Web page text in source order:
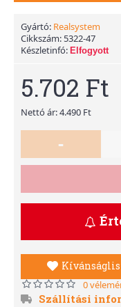
Gyártó: Realsystem
Cikkszám: 5322-47
Készletinfó: Elfogyott
5.702 Ft
Nettó ár: 4.490 Ft
-
0
Szállítási